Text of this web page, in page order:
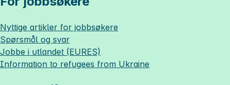
Nyttige artikler for jobbsøkere
Spørsmål og svar
Jobbe i utlandet (EURES)
Information to refugees from Ukraine